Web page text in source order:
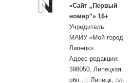
«Сайт „Первый
номер“» 16+
Учредитель:
МАИУ «Мой город
Липецк»
Адрес редакции:
398050, Липецкая
обл., г. Липецк, пл.